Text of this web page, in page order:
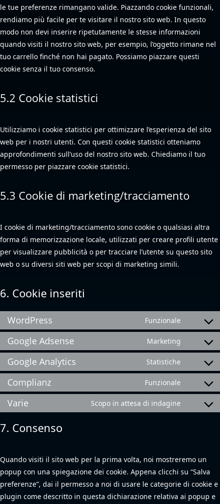
le tue preferenze rimangano valide. Piazzando cookie funzionali,
rendiamo più facile per te visitare il nostro sito web. In questo
modo non devi inserire ripetutamente le stesse informazioni
quando visiti il nostro sito web, per esempio, l’oggetto rimane nel
tuo carrello finché non hai pagato. Possiamo piazzare questi
cookie senza il tuo consenso.
5.2 Cookie statistici
Utilizziamo i cookie statistici per ottimizzare l’esperienza del sito
web per i nostri utenti. Con questi cookie statistici otteniamo
approfondimenti sull’uso del nostro sito web. Chiediamo il tuo
permesso per piazzare cookie statistici.
5.3 Cookie di marketing/tracciamento
I cookie di marketing/tracciamento sono cookie o qualsiasi altra
forma di memorizzazione locale, utilizzati per creare profili utente
per visualizzare pubblicità o per tracciare l’utente su questo sito
web o su diversi siti web per scopi di marketing simili.
6. Cookie inseriti
WordPress Funzionale
Consent
service
Google Adsense Marketing
Consent
service
adsense
Google Analytics Statistiche
Consent
service
analytics
Complianz Funzionale
Consent
service
Varie Scopo in attesa di indagine
Consent
7. Consenso
Quando visiti il sito web per la prima volta, noi mostreremo un
popup con una spiegazione dei cookie. Appena clicchi su “Salva
preferenze”, dai il permesso a noi di usare le categorie di cookie e
plugin come descritto in questa dichiarazione relativa ai popup e